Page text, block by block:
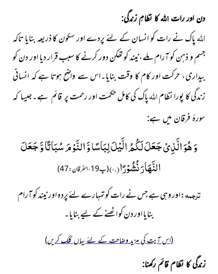
دن اور راتاللہکا نظامِ زندگی:
اللہپاک نے رات کو انسان کے لئے پردے اور سکون کا ذریعہ بنایا تاکہ
جسم و ذہن کو آرام ملے،نیند کو تھکن دور کرنے کا سبب قرار دیا اور دن کو
بیداری، حرکت اور کام کا وقت بنایا۔اس سے واضح ہوتا ہے کہ انسانی
زندگی کا پورا نظاماللہپاک کی کامل حکمت اور رحمتپر قائم ہے۔جیسا کہ
سورۂ فرقان میں ہے:
وَ هُوَ الَّذِیْ جَعَلَ لَكُمُ الَّیْلَ لِبَاسًا وَّ النَّوْمَ سُبَاتًا وَّ جَعَلَ
النَّهَارَ نُشُوْرًا(۴۷)(پ19،الفرقان:47)
ترجمہ:اور وہی ہے جس نے رات کو تمہارے لئے پردہ اور نیند کو آرام
بنایا اور دن کو اٹھنے کے لیے بنایا۔
(اس آیت کی مزید وضاحت کے لئے یہاں کلک کریں)
زندگی کا نظام قائم رکھنا: